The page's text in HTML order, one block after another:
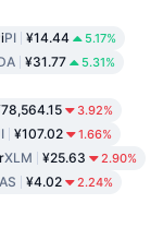
PI ¥14.44 5.17%
¥31.77 5.31%
3.92%
¥107.02 1.66%
XLM ¥25.63 2.90%
¥4.02 2.24%